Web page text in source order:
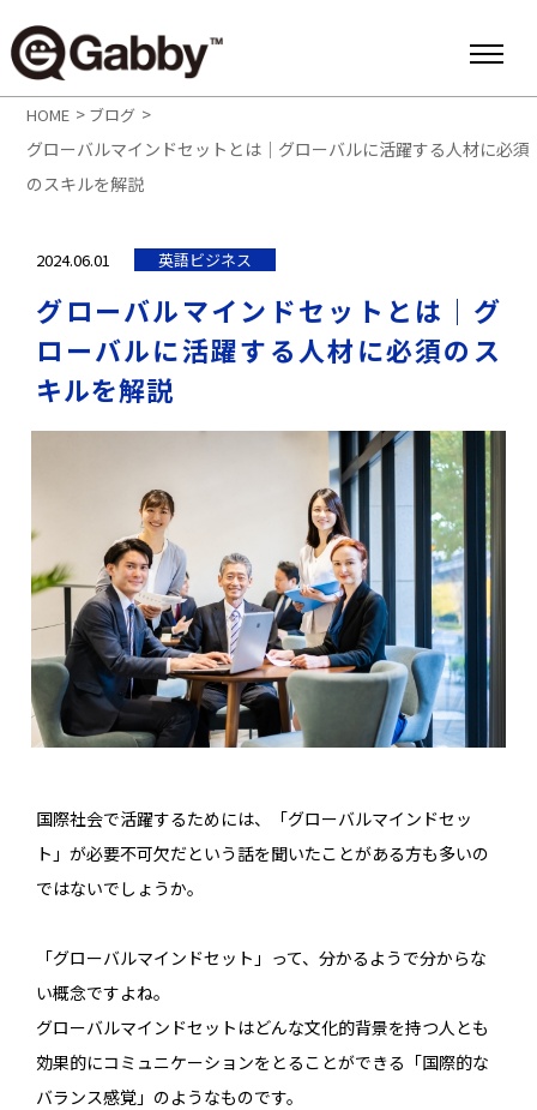
HOME > ブログ >
グローバルマインドセットとは｜グローバルに活躍する人材に必須
のスキルを解説
2024.06.01 英語ビジネス
グローバルマインドセットとは｜グ
ローバルに活躍する人材に必須のス
キルを解説
国際社会で活躍するためには、「グローバルマインドセッ
ト」が必要不可欠だという話を聞いたことがある方も多いの
ではないでしょうか。
「グローバルマインドセット」って、分かるようで分からな
い概念ですよね。
グローバルマインドセットはどんな文化的背景を持つ人とも
効果的にコミュニケーションをとることができる「国際的な
バランス感覚」のようなものです。